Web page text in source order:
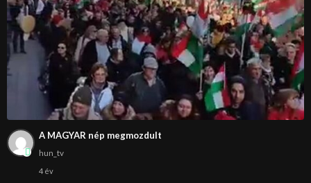
A MAGYAR nép megmozdult
hun_tv
4 év